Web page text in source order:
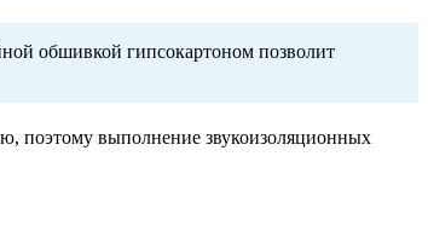
обшивкой гипсокартоном позволит
поэтому выполнение звукоизоляционных